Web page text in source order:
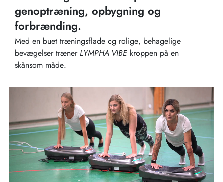
genoptræning, opbygning og
forbrænding.
Med en buet træningsflade og rolige, behagelige
bevægelser trænerLYMPHA VIBE kroppen på en
skånsom måde.